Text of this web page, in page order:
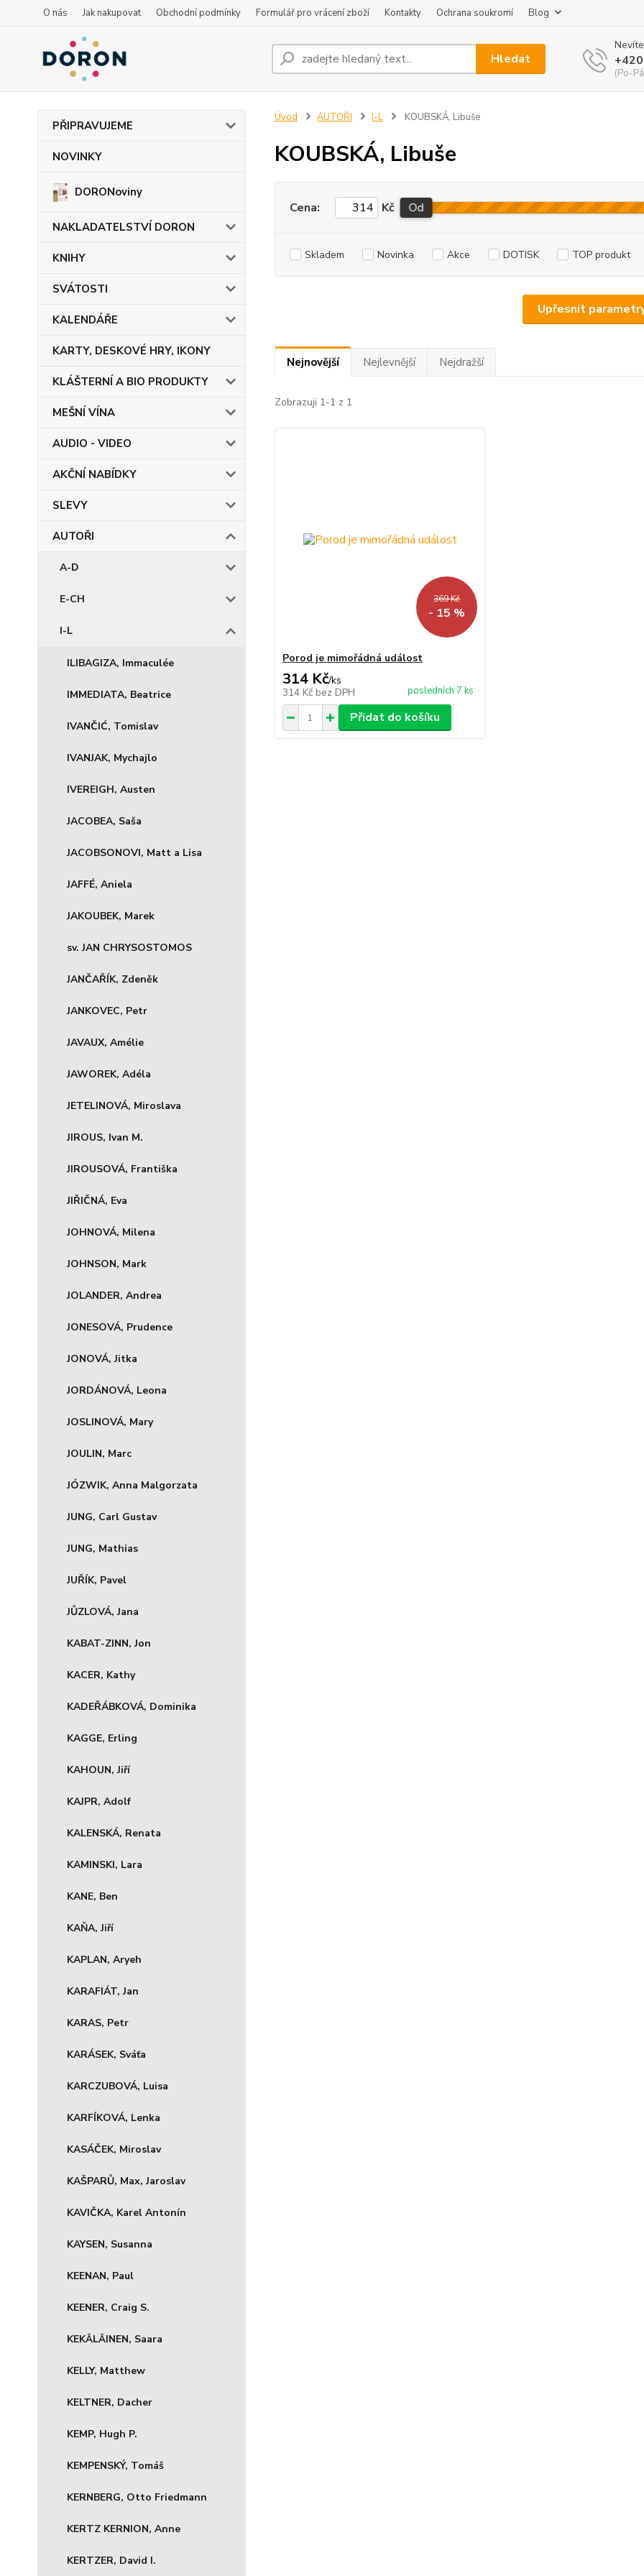
O nás Jak nakupovat Obchodní podmínky Formulář pro vrácení zboží Kontakty Ochrana soukromí Blog
Hledat
(Po-
PŘIPRAVUJEME
NOVINKY
DORONoviny
NAKLADATELSTVÍ DORON
KNIHY
SVÁTOSTI
KALENDÁŘE
KARTY, DESKOVÉ HRY, IKONY
KLÁŠTERNÍ A BIO PRODUKTY
MEŠNÍ VÍNA
AUDIO - VIDEO
AKČNÍ NABÍDKY
SLEVY
AUTOŘI
A-D
E-CH
I-L
ILIBAGIZA, Immaculée
IMMEDIATA, Beatrice
IVANČIĆ, Tomislav
IVANJAK, Mychajlo
IVEREIGH, Austen
JACOBEA, Saša
JACOBSONOVI, Matt a Lisa
JAFFÉ, Aniela
JAKOUBEK, Marek
sv. JAN CHRYSOSTOMOS
JANČAŘÍK, Zdeněk
JANKOVEC, Petr
JAVAUX, Amélie
JAWOREK, Adéla
JETELINOVÁ, Miroslava
JIROUS, Ivan M.
JIROUSOVÁ, Františka
JIŘIČNÁ, Eva
JOHNOVÁ, Milena
JOHNSON, Mark
JOLANDER, Andrea
JONESOVÁ, Prudence
JONOVÁ, Jitka
JORDÁNOVÁ, Leona
JOSLINOVÁ, Mary
JOULIN, Marc
JÓZWIK, Anna Malgorzata
JUNG, Carl Gustav
JUNG, Mathias
JUŘÍK, Pavel
JŮZLOVÁ, Jana
KABAT-ZINN, Jon
KACER, Kathy
KADEŘÁBKOVÁ, Dominika
KAGGE, Erling
KAHOUN, Jiří
KAJPR, Adolf
KALENSKÁ, Renata
KAMINSKI, Lara
KANE, Ben
KAŇA, Jiří
KAPLAN, Aryeh
KARAFIÁT, Jan
KARAS, Petr
KARÁSEK, Sváťa
KARCZUBOVÁ, Luisa
KARFÍKOVÁ, Lenka
KASÁČEK, Miroslav
KAŠPARŮ, Max, Jaroslav
KAVIČKA, Karel Antonín
KAYSEN, Susanna
KEENAN, Paul
KEENER, Craig S.
KEKÄLÄINEN, Saara
KELLY, Matthew
KELTNER, Dacher
KEMP, Hugh P.
KEMPENSKÝ, Tomáš
KERNBERG, Otto Friedmann
KERTZ KERNION, Anne
KERTZER, David I.
Úvod AUTOŘI I-L KOUBSKÁ, Libuše
KOUBSKÁ, Libuše
Upřesnit
Cena: Kč Od
Skladem Novinka Akce DOTISK TOP produkt
Nejnovější Nejlevnější Nejdražší
Zobrazuji 1-1 z 1
369 Kč
- 15 %
Porod je mimořádná událost
314 Kč/ks
314 Kč bez DPH posledních 7 ks
Přidat do košíku